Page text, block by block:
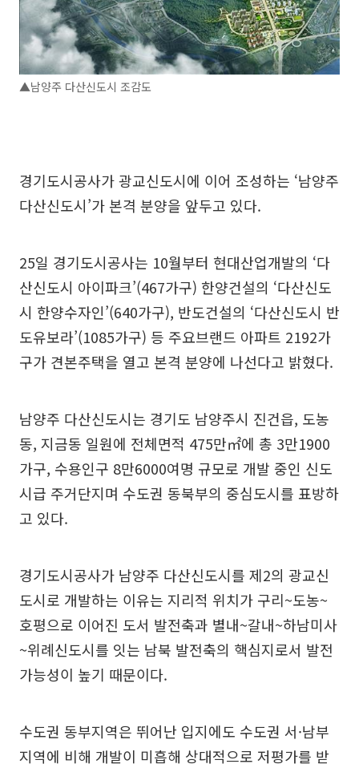
▲남양주 다산신도시 조감도
경기도시공사가 광교신도시에 이어 조성하는 ‘남양주
다산신도시’가 본격 분양을 앞두고 있다.
25일 경기도시공사는 10월부터 현대산업개발의 ‘다
산신도시 아이파크’(467가구) 한양건설의 ‘다산신도
시 한양수자인’(640가구), 반도건설의 ‘다산신도시 반
도유보라’(1085가구) 등 주요브랜드 아파트 2192가
구가 견본주택을 열고 본격 분양에 나선다고 밝혔다.
남양주 다산신도시는 경기도 남양주시 진건읍, 도농
동, 지금동 일원에 전체면적 475만㎡에 총 3만1900
가구, 수용인구 8만6000여명 규모로 개발 중인 신도
시급 주거단지며 수도권 동북부의 중심도시를 표방하
고 있다.
경기도시공사가 남양주 다산신도시를 제2의 광교신
도시로 개발하는 이유는 지리적 위치가 구리~도농~
호평으로 이어진 도서 발전축과 별내~갈내~하남미사
~위례신도시를 잇는 남북 발전축의 핵심지로서 발전
가능성이 높기 때문이다.
수도권 동부지역은 뛰어난 입지에도 수도권 서·남부
지역에 비해 개발이 미흡해 상대적으로 저평가를 받